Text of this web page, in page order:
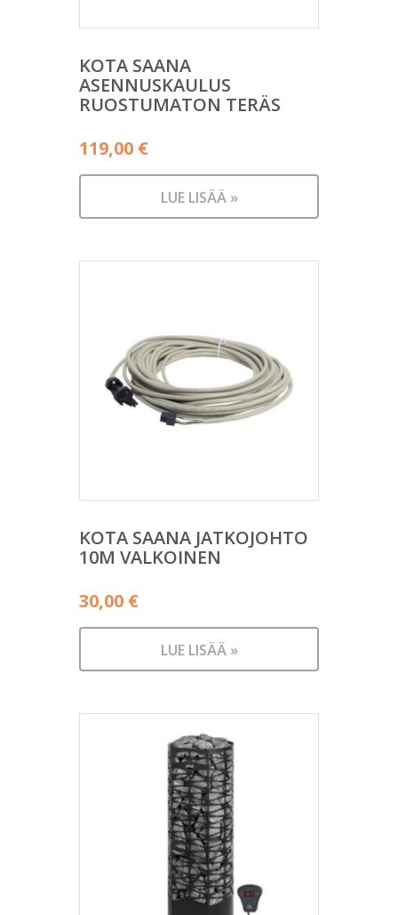
KOTA SAANA
ASENNUSKAULUS
RUOSTUMATON TERÄS
119,00 €
LUE LISÄÄ »
KOTA SAANA JATKOJOHTO
10M VALKOINEN
30,00 €
LUE LISÄÄ »